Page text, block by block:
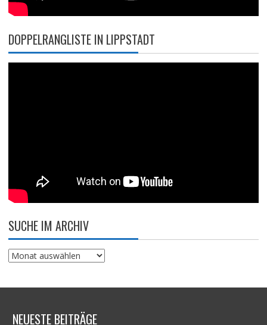
DOPPELRANGLISTE IN LIPPSTADT
SUCHE IM ARCHIV
Suche
NEUESTE BEITRÄGE